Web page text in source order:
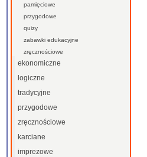
pamięciowe
przygodowe
quizy
zabawki edukacyjne
zręcznościowe
ekonomiczne
logiczne
tradycyjne
przygodowe
zręcznościowe
karciane
imprezowe